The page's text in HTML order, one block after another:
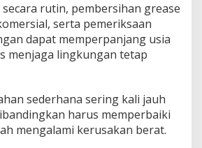
rutin, pembersihan grease
serta pemeriksaan
dapat memperpanjang usia
menjaga lingkungan tetap
sederhana sering kali jauh
harus memperbaiki
mengalami kerusakan berat.